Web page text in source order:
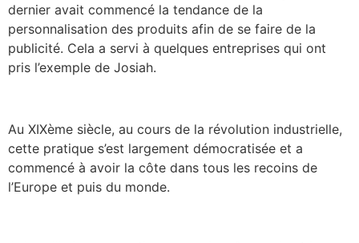
dernier avait commencé la tendance de la
personnalisation des produits afin de se faire de la
publicité. Cela a servi à quelques entreprises qui ont
pris l’exemple de Josiah.
Au XIXème siècle, au cours de la révolution industrielle,
cette pratique s’est largement démocratisée et a
commencé à avoir la côte dans tous les recoins de
l’Europe et puis du monde.